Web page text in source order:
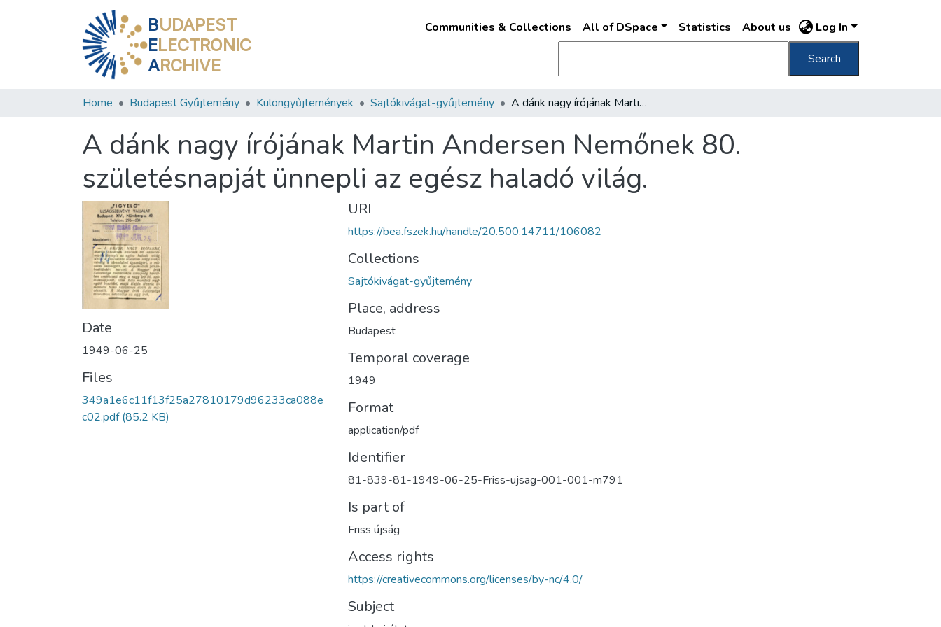
BUDAPEST
ELECTRONIC
ARCHIVE
Communities & Collections All of DSpace Statistics About us Log In
Search
Home Budapest Gyűjtemény Különgyűjtemények Sajtókivágat-gyűjtemény A dánk nagy írójának Martin Andersen Nemőnek 80. születésnapját ünnepli az egész haladó világ.
A dánk nagy írójának Martin Andersen Nemőnek 80.
születésnapját ünnepli az egész haladó világ.
Date
1949-06-25
Files
349a1e6c11f13f25a27810179d96233ca088e
c02.pdf(85.2 KB)
URI
https://bea.fszek.hu/handle/20.500.14711/106082
Collections
Sajtókivágat-gyűjtemény
Place, address
Budapest
Temporal coverage
1949
Format
application/pdf
Identifier
81-839-81-1949-06-25-Friss-ujsag-001-001-m791
Is part of
Friss újság
Access rights
https://creativecommons.org/licenses/by-nc/4.0/
Subject